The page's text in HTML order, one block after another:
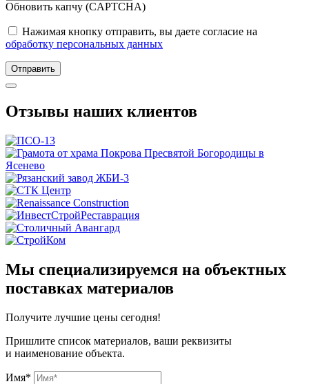
Обновить капчу (CAPTCHA)
Нажимая кнопку отправить, вы даете согласие на
обработку персональных данных
Отправить
Отзывы наших клиентов
Мы специализируемся на объектных
поставках материалов
Получите лучшие цены сегодня!
Пришлите список материалов, ваши реквизиты
и наименование объекта.
Имя*